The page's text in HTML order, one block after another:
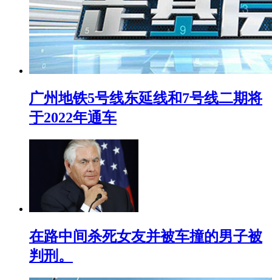
广州地铁5号线东延线和7号线二期将
于2022年通车
在路中间杀死女友并被车撞的男子被
判刑。